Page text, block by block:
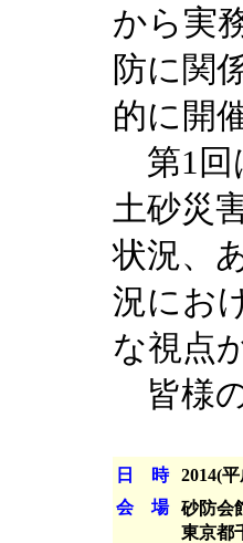
から実
防に関
的に開
第1回
土砂災
状況、
況にお
な視点
皆様
日 時
2014(
会 場
砂防会
東京都